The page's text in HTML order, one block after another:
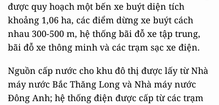
được quy hoạch một bến xe buýt diện tích
khoảng 1,06 ha, các điểm dừng xe buýt cách
nhau 300-500 m, hệ thống bãi đỗ xe tập trung,
bãi đỗ xe thông minh và các trạm sạc xe điện.
Nguồn cấp nước cho khu đô thị được lấy từ Nhà
máy nước Bắc Thăng Long và Nhà máy nước
Đông Anh; hệ thống điện được cấp từ các trạm